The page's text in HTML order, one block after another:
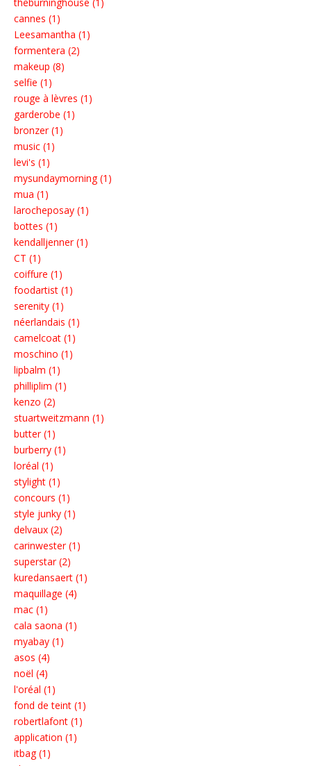
theburninghouse (1)
cannes (1)
Leesamantha (1)
formentera (2)
makeup (8)
selfie (1)
rouge à lèvres (1)
garderobe (1)
bronzer (1)
music (1)
levi's (1)
mysundaymorning (1)
mua (1)
larocheposay (1)
bottes (1)
kendalljenner (1)
CT (1)
coiffure (1)
foodartist (1)
serenity (1)
néerlandais (1)
camelcoat (1)
moschino (1)
lipbalm (1)
philliplim (1)
kenzo (2)
stuartweitzmann (1)
butter (1)
burberry (1)
loréal (1)
stylight (1)
concours (1)
style junky (1)
delvaux (2)
carinwester (1)
superstar (2)
kuredansaert (1)
maquillage (4)
mac (1)
cala saona (1)
myabay (1)
asos (4)
noël (4)
l'oréal (1)
fond de teint (1)
robertlafont (1)
application (1)
itbag (1)